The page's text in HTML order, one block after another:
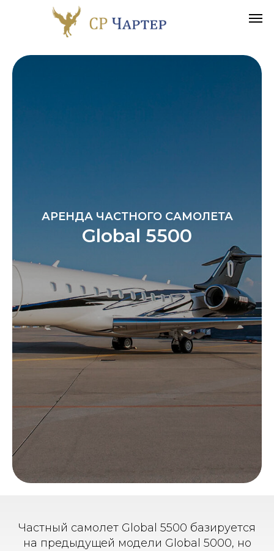
АРЕНДА ЧАСТНОГО САМОЛЕТА
Global 5500
Частный самолет Global 5500 базируется
на предыдущей модели Global 5000, но